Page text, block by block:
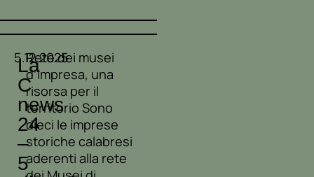
5.12.2025
La
C
news
24
–
5
Rete dei musei
d’impresa, una
risorsa per il
territorio Sono
dieci le imprese
storiche calabresi
aderenti alla rete